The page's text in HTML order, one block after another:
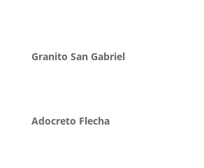
Granito San Gabriel
Adocreto Flecha